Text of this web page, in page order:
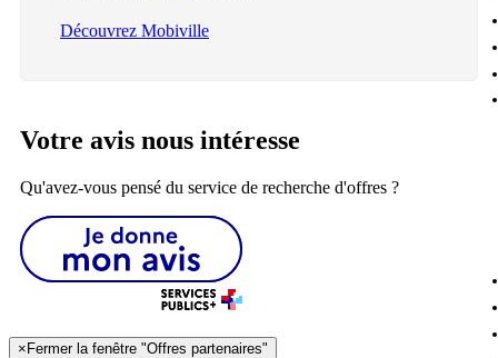
Découvrez Mobiville
Votre avis nous intéresse
Qu'avez-vous pensé du service de recherche d'offres ?
× Fermer la fenêtre "Offres partenaires"